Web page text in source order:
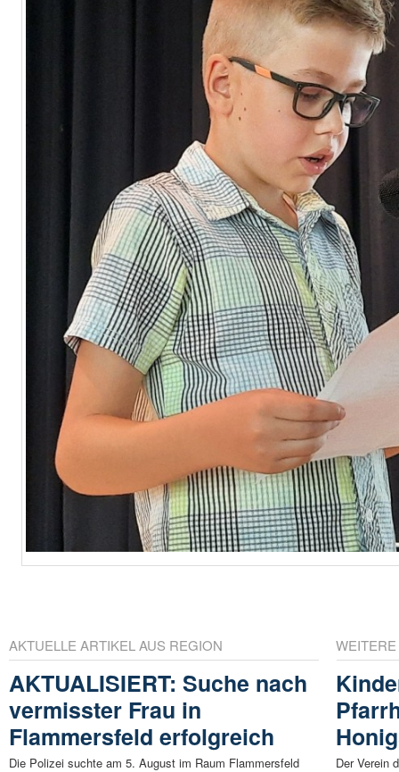
AKTUELLE ARTIKEL AUS REGION
AKTUALISIERT: Suche nach
vermisster Frau in
Flammersfeld erfolgreich
Die Polizei suchte am 5. August im Raum Flammersfeld Der Verein